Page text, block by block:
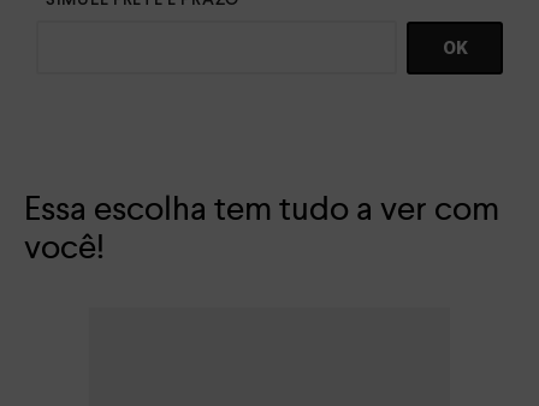
Essa escolha tem tudo a ver com
você!